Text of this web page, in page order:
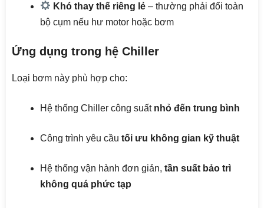
Khó thay thế riêng lẻ – thường phải đổi toàn
bộ cụm nếu hư motor hoặc bơm
Ứng dụng trong hệ Chiller
Loại bơm này phù hợp cho:
Hệ thống Chiller công suất nhỏ đến trung bình
Công trình yêu cầu tối ưu không gian kỹ thuật
Hệ thống vận hành đơn giản, tần suất bảo trì
không quá phức tạp